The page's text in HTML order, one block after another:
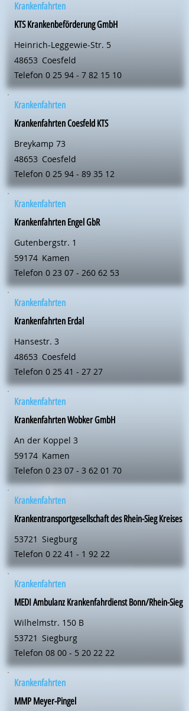
Krankenfahrten
KTS Krankenbeförderung GmbH
Heinrich-Leggewie-Str. 5
48653 Coesfeld
Telefon 0 25 94 - 7 82 15 10
Krankenfahrten
Krankenfahrten Coesfeld KTS
Breykamp 73
48653 Coesfeld
Telefon 0 25 94 - 89 35 12
Krankenfahrten
Krankenfahrten Engel GbR
Gutenbergstr. 1
59174 Kamen
Telefon 0 23 07 - 260 62 53
Krankenfahrten
Krankenfahrten Erdal
Hansestr. 3
48653 Coesfeld
Telefon 0 25 41 - 27 27
Krankenfahrten
Krankenfahrten Wobker GmbH
An der Koppel 3
59174 Kamen
Telefon 0 23 07 - 3 62 01 70
Krankenfahrten
Krankentransportgesellschaft des Rhein-Sieg Kreises
53721 Siegburg
Telefon 0 22 41 - 1 92 22
Krankenfahrten
MEDI Ambulanz Krankenfahrdienst Bonn/Rhein-Sieg
Wilhelmstr. 150 B
53721 Siegburg
Telefon 08 00 - 5 20 22 22
Krankenfahrten
MMP Meyer-Pingel